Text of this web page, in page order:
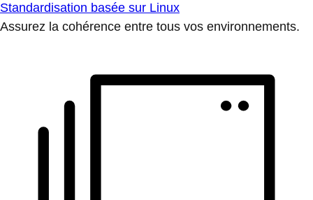
Standardisation basée sur Linux
Assurez la cohérence entre tous vos environnements.